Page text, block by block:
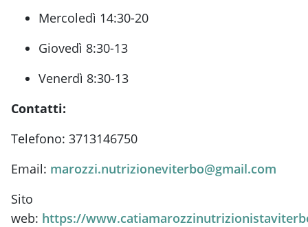
Mercoledì 14:30-20
Giovedì 8:30-13
Venerdì 8:30-13
Contatti:
Telefono: 3713146750
Email: marozzi.nutrizioneviterbo@gmail.com
Sito
web: https://